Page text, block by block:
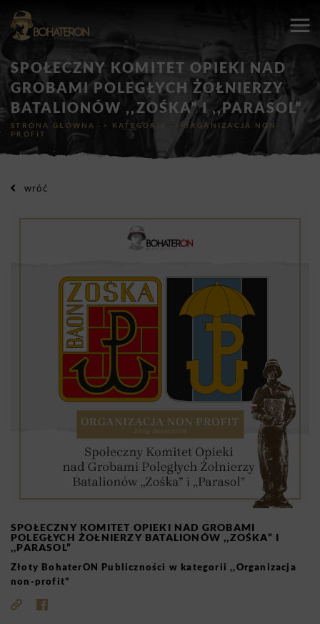
SPOŁECZNY KOMITET OPIEKI NAD
GROBAMI POLEGŁYCH ŻOŁNIERZY
BATALIONÓW ,,ZOŚKA” I ,,PARASOL”
STRONA GŁÓWNA -> KATEGORIE ->
ORGANIZACJA NON-
PROFIT
wróć
SPOŁECZNY KOMITET OPIEKI NAD GROBAMI
POLEGŁYCH ŻOŁNIERZY BATALIONÓW ,,ZOŚKA” I
,,PARASOL”
Złoty BohaterON Publiczności w kategorii ,,Organizacja
non-profit”